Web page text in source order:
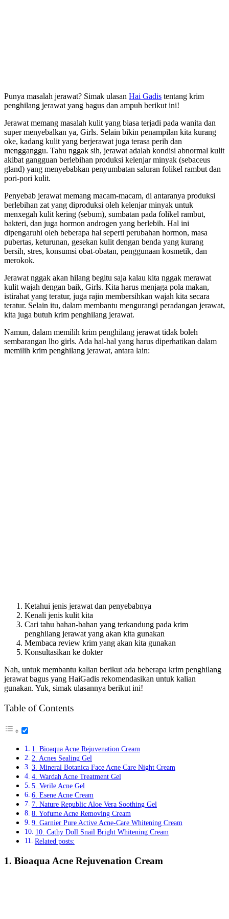
Punya masalah jerawat? Simak ulasan Hai Gadis tentang krim
penghilang jerawat yang bagus dan ampuh berikut ini!
Jerawat memang masalah kulit yang biasa terjadi pada wanita dan
super menyebalkan ya, Girls. Selain bikin penampilan kita kurang
oke, kadang kulit yang berjerawat juga terasa perih dan
mengganggu. Tahu nggak sih, jerawat adalah kondisi abnormal kulit
akibat gangguan berlebihan produksi kelenjar minyak (sebaceus
gland) yang menyebabkan penyumbatan saluran folikel rambut dan
pori-pori kulit.
Penyebab jerawat memang macam-macam, di antaranya produksi
berlebihan zat yang diproduksi oleh kelenjar minyak untuk
menxegah kulit kering (sebum), sumbatan pada folikel rambut,
bakteri, dan juga hormon androgen yang berlebih. Hal ini
dipengaruhi oleh beberapa hal seperti perubahan hormon, masa
pubertas, keturunan, gesekan kulit dengan benda yang kurang
bersih, stres, konsumsi obat-obatan, penggunaan kosmetik, dan
merokok.
Jerawat nggak akan hilang begitu saja kalau kita nggak merawat
kulit wajah dengan baik, Girls. Kita harus menjaga pola makan,
istirahat yang teratur, juga rajin membersihkan wajah kita secara
teratur. Selain itu, dalam membantu mengurangi peradangan jerawat,
kita juga butuh krim penghilang jerawat.
Namun, dalam memilih krim penghilang jerawat tidak boleh
sembarangan lho girls. Ada hal-hal yang harus diperhatikan dalam
memilih krim penghilang jerawat, antara lain:
Ketahui jenis jerawat dan penyebabnya
Kenali jenis kulit kita
Cari tahu bahan-bahan yang terkandung pada krim
penghilang jerawat yang akan kita gunakan
Membaca review krim yang akan kita gunakan
Konsultasikan ke dokter
Nah, untuk membantu kalian berikut ada beberapa krim penghilang
jerawat bagus yang HaiGadis rekomendasikan untuk kalian
gunakan. Yuk, simak ulasannya berikut ini!
Table of Contents
1. Bioaqua Acne Rejuvenation Cream
2. Acnes Sealing Gel
3. Mineral Botanica Face Acne Care Night Cream
4. Wardah Acne Treatment Gel
5. Verile Acne Gel
6. Esene Acne Cream
7. Nature Republic Aloe Vera Soothing Gel
8. Yofume Acne Removing Cream
9. Garnier Pure Active Acne-Care Whitening Cream
10. Cathy Doll Snail Bright Whitening Cream
Related posts:
1. Bioaqua Acne Rejuvenation Cream